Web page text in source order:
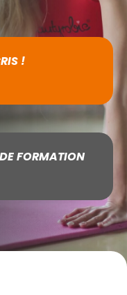
!
FORMATION